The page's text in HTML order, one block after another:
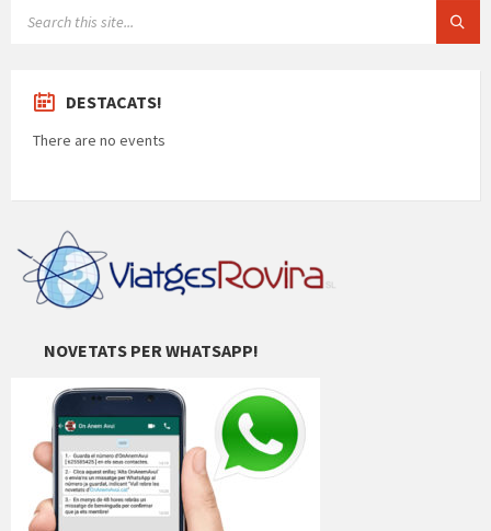
DESTACATS!
There are no events
NOVETATS PER WHATSAPP!